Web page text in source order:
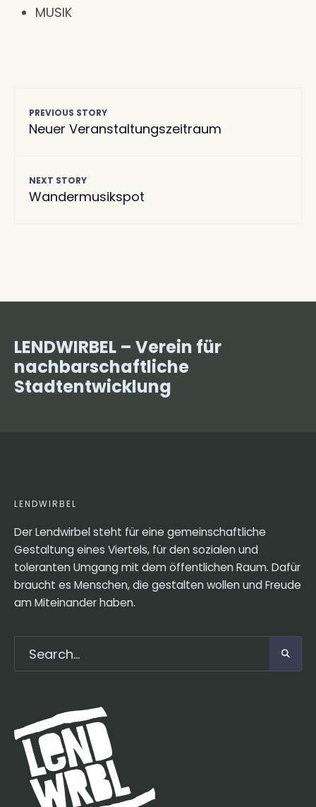
MUSIK
PREVIOUS STORY
Neuer Veranstaltungszeitraum
NEXT STORY
Wandermusikspot
LENDWIRBEL – Verein für
nachbarschaftliche
Stadtentwicklung
LENDWIRBEL
Der Lendwirbel steht für eine gemeinschaftliche
Gestaltung eines Viertels, für den sozialen und
toleranten Umgang mit dem öffentlichen Raum. Dafür
braucht es Menschen, die gestalten wollen und Freude
am Miteinander haben.